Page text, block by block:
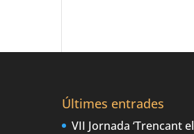
Últimes entrades
VII Jornada ‘Trencant el